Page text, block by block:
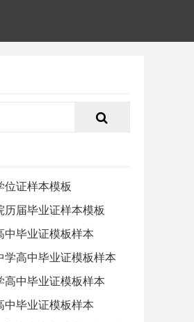
位证样本模板
历届毕业证样本模板
中毕业证模板样本
学高中毕业证模板样本
高中毕业证模板样本
中毕业证模板样本